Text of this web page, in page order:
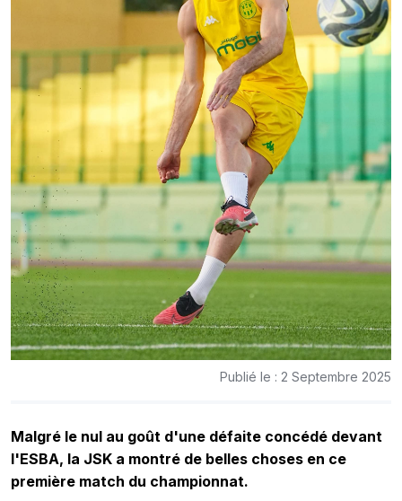
Publié le : 2 Septembre 2025
Malgré le nul au goût d'une défaite concédé devant
l'ESBA, la JSK a montré de belles choses en ce
première match du championnat.